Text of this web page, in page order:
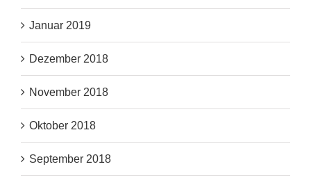
Januar 2019
Dezember 2018
November 2018
Oktober 2018
September 2018